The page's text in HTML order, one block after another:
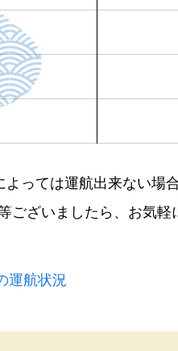
っては運航出来ない場
ございましたら、お気軽
運航状況